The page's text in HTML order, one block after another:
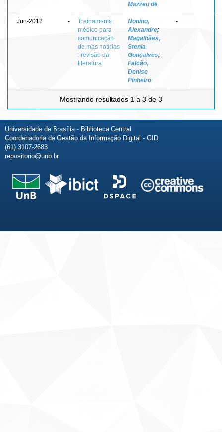
Mazzeu de
Jun-2012 -
Treinamento
médico para
comunicação
de más notícias
: revisão da
literatura
Nonino,
Alexandre;
Magalhães,
Stenia
Gonçalves;
Falcão,
Denise
Pinheiro
-
Mostrando resultados 1 a 3 de 3
Universidade de Brasília - Biblioteca Central
Coordenadoria de Gestão da Informação Digital - GID
(61) 3107-2683
repositorio@unb.br